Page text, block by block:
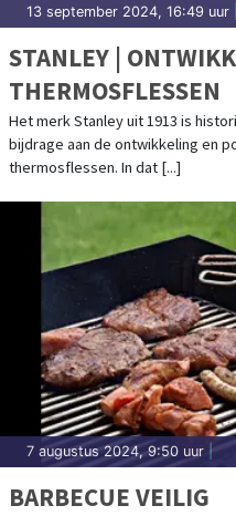
13 september 2024, 16:49 uur
STANLEY |
THERMOSFLESSEN
Het merk Stanley uit 1913 is
bijdrage aan de ontwikkeling en
thermosflessen. In dat [...]
7 augustus 2024, 9:50 uur |
BARBECUE VEILIG